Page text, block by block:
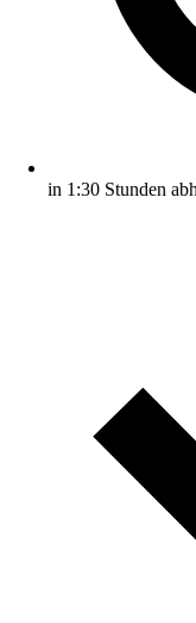
in 1:30 Stunden